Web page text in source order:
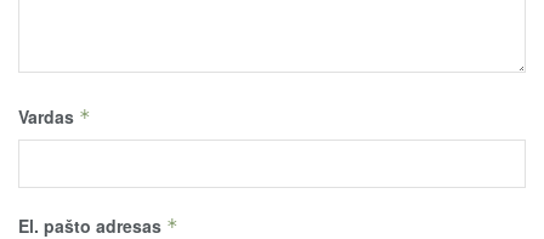
Vardas *
El. pašto adresas *